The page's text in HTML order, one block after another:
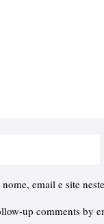
email e site
up comments by